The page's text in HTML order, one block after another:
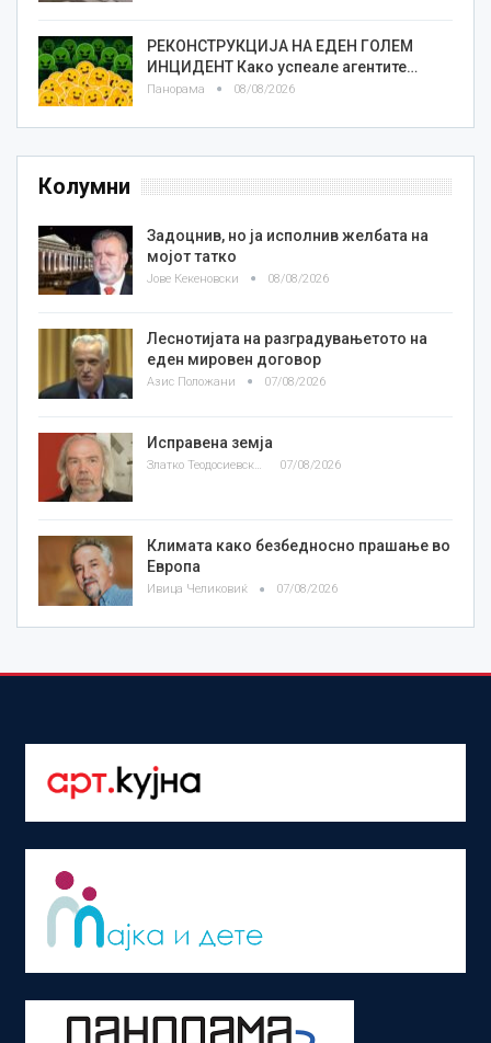
РЕКОНСТРУКЦИЈА НА ЕДЕН ГОЛЕМ
ИНЦИДЕНТ Како успеале агентите…
Панорама 08/08/2026
Колумни
Задоцнив, но ја исполнив желбата на
мојот татко
Јове Кекеновски 08/08/2026
Леснотијата на разградувањетото на
еден мировен договор
Азис Положани 07/08/2026
Исправена земја
Златко Теодосиевски 07/08/2026
Климата како безбедносно прашање во
Европа
Ивица Челиковиќ 07/08/2026